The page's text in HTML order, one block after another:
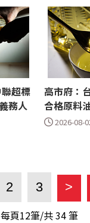
超標
務人
高市府：
合格原料
2026-08-
2 3 >
每頁12筆/共34筆